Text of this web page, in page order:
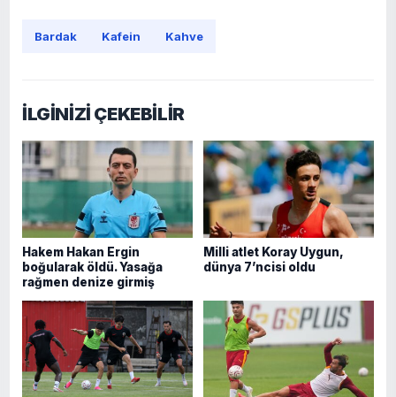
Bardak Kafein Kahve
İLGİNİZİ ÇEKEBİLİR
Hakem Hakan Ergin
boğularak öldü. Yasağa
rağmen denize girmiş
Milli atlet Koray Uygun,
dünya 7’ncisi oldu